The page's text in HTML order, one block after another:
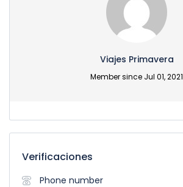
Viajes Primavera
Member since Jul 01, 2021
Verificaciones
Phone number